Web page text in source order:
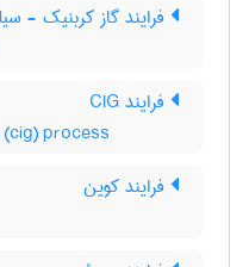
فرایند گاز کربنیک -
فرایند CIG
process
فرایند کوین